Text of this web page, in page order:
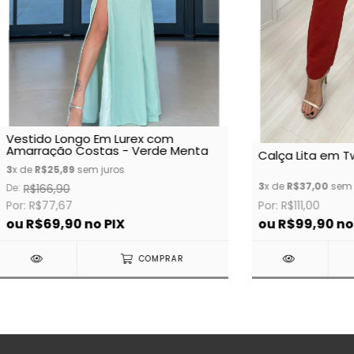
Vestido Longo Em Lurex com
Amarração Costas - Verde Menta
3x deR$25,89 sem juros
De: R$166,90
Por: R$77,67
ouR$69,90no PIX
COMPRAR
Calça Lita em
3x deR$37,00
Por: R$111,00
ouR$99,90